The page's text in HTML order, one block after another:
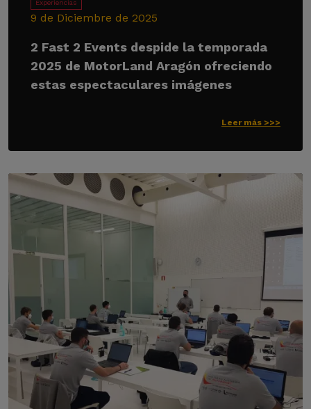
Experiencias
9 de Diciembre de 2025
2 Fast 2 Events despide la temporada
2025 de MotorLand Aragón ofreciendo
estas espectaculares imágenes
Leer más >>>